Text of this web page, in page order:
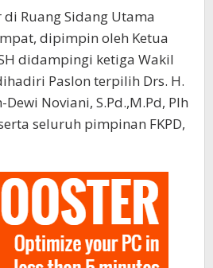
Ruang Sidang Utama
dipimpin oleh Ketua
didampingi ketiga Wakil
Paslon terpilih Drs. H.
Noviani, S.Pd.,M.Pd, Plh
seluruh pimpinan FKPD,